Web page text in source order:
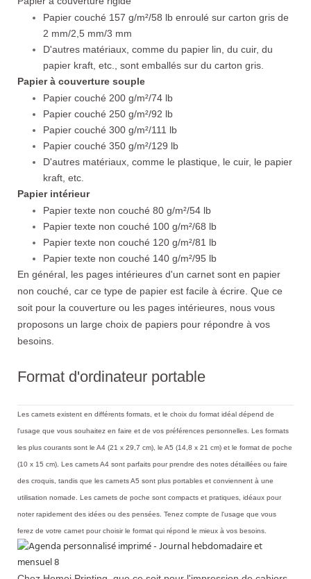
Papier couché 157 g/m²/58 lb enroulé sur carton gris de
2 mm/2,5 mm/3 mm
D'autres matériaux, comme du papier lin, du cuir, du
papier kraft, etc., sont emballés sur du carton gris.
Papier à couverture souple
Papier couché 200 g/m²/74 lb
Papier couché 250 g/m²/92 lb
Papier couché 300 g/m²/111 lb
Papier couché 350 g/m²/129 lb
D'autres matériaux, comme le plastique, le cuir, le papier
kraft, etc.
Papier intérieur
Papier texte non couché 80 g/m²/54 lb
Papier texte non couché 100 g/m²/68 lb
Papier texte non couché 120 g/m²/81 lb
Papier texte non couché 140 g/m²/95 lb
En général, les pages intérieures d'un carnet sont en papier
non couché, car ce type de papier est facile à écrire. Que ce
soit pour la couverture ou les pages intérieures, nous vous
proposons un large choix de papiers pour répondre à vos
besoins.
Format d'ordinateur portable
Les carnets existent en différents formats, et le choix du format idéal dépend de
l'usage que vous souhaitez en faire et de vos préférences personnelles. Les formats
les plus courants sont le A4 (21 x 29,7 cm), le A5 (14,8 x 21 cm) et le format de poche
(10 x 15 cm). Les carnets A4 sont parfaits pour prendre des notes détaillées ou faire
des croquis, tandis que les carnets A5 sont plus portables et conviennent à une
utilisation nomade. Les carnets de poche sont compacts et pratiques, idéaux pour
noter rapidement des idées ou des pensées. Tenez compte de l'usage que vous
ferez de votre carnet pour choisir le format qui répond le mieux à vos besoins.